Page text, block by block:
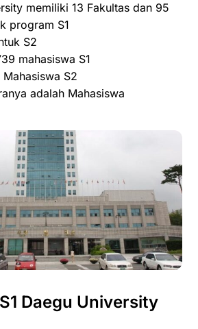
memiliki 13 Fakultas dan 95
program S1
S2
mahasiswa S1
S2
adalah Mahasiswa
Daegu University